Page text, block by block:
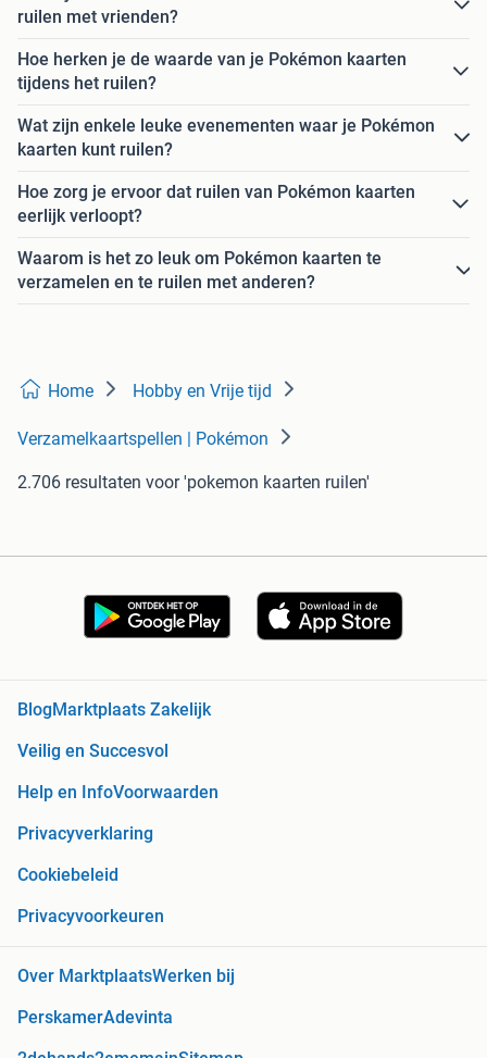
ruilen met vrienden?
Hoe herken je de waarde van je Pokémon kaarten
tijdens het ruilen?
Wat zijn enkele leuke evenementen waar je Pokémon
kaarten kunt ruilen?
Hoe zorg je ervoor dat ruilen van Pokémon kaarten
eerlijk verloopt?
Waarom is het zo leuk om Pokémon kaarten te
verzamelen en te ruilen met anderen?
Home Hobby en Vrije tijd
Verzamelkaartspellen | Pokémon
2.706 resultaten voor 'pokemon kaarten ruilen'
Blog Marktplaats Zakelijk
Veilig en Succesvol
Help en InfoVoorwaarden
Privacyverklaring
Cookiebeleid
Privacyvoorkeuren
Over MarktplaatsWerken bij
PerskamerAdevinta